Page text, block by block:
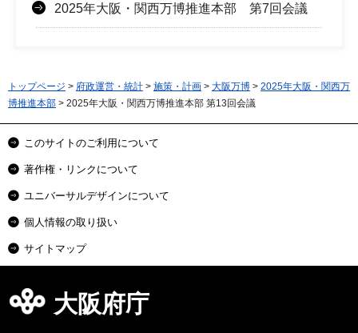
2025年大阪・関西万博推進本部 第7回会議
トップページ > 府政運営・統計 > 施策・計画 > 大阪万博 > 2025年大阪・関西万
博推進本部 > 2025年大阪・関西万博推進本部 第13回会議
このサイトのご利用について
著作権・リンクについて
ユニバーサルデザインについて
個人情報の取り扱い
サイトマップ
大阪府庁